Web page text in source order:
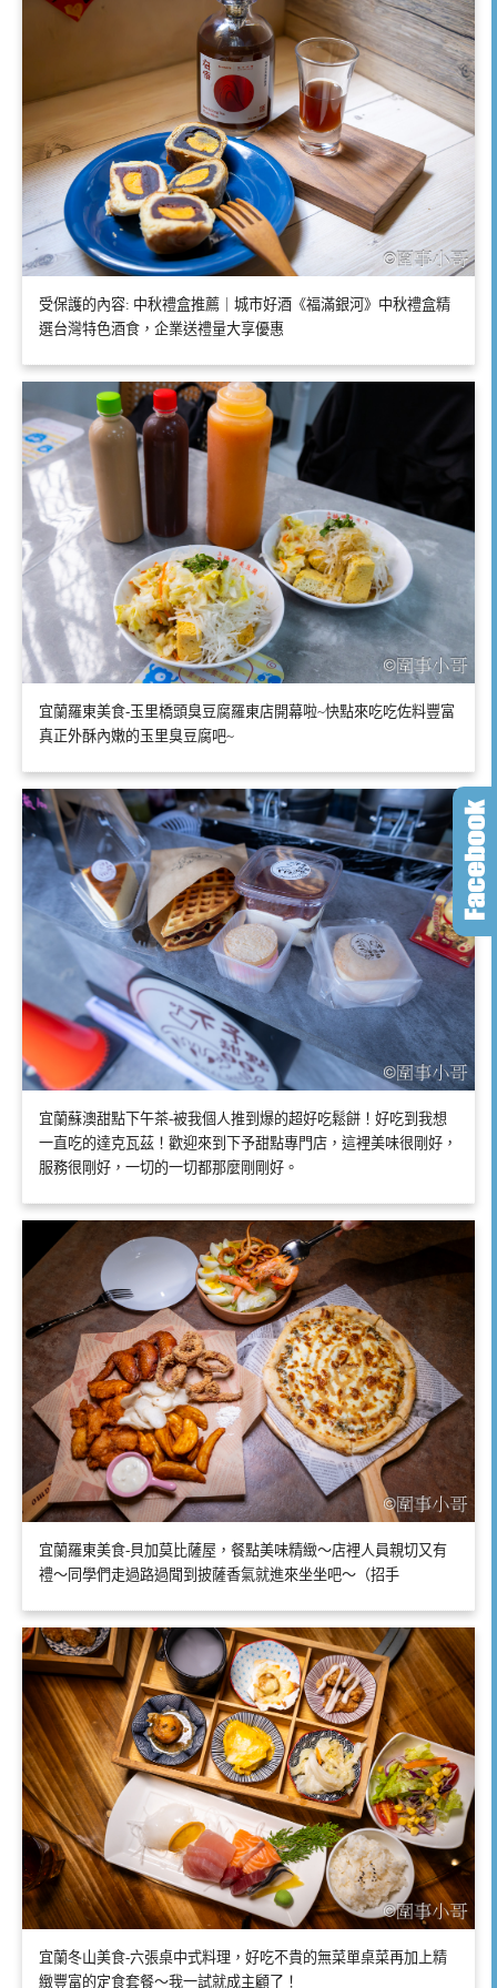
受保護的內容: 中秋禮盒推薦｜城市好酒《福滿銀河》中秋禮盒精
選台灣特色酒食，企業送禮量大享優惠
宜蘭羅東美食-玉里橋頭臭豆腐羅東店開幕啦~快點來吃吃佐料豐富
真正外酥內嫩的玉里臭豆腐吧~
宜蘭蘇澳甜點下午茶-被我個人推到爆的超好吃鬆餅！好吃到我想
一直吃的達克瓦茲！歡迎來到下予甜點專門店，這裡美味很剛好，
服務很剛好，一切的一切都那麼剛剛好。
宜蘭羅東美食-貝加莫比薩屋，餐點美味精緻～店裡人員親切又有
禮～同學們走過路過聞到披薩香氣就進來坐坐吧～（招手
宜蘭冬山美食-六張桌中式料理，好吃不貴的無菜單桌菜再加上精
緻豐富的定食套餐～我一試就成主顧了！